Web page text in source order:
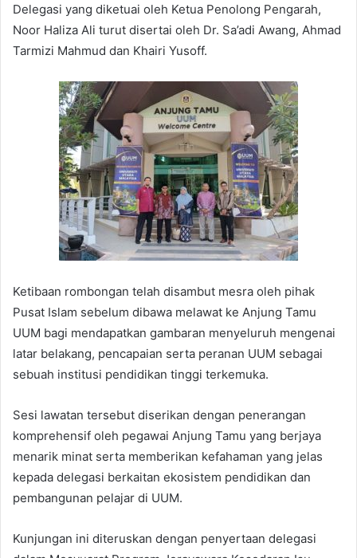
Delegasi yang diketuai oleh Ketua Penolong Pengarah,
Noor Haliza Ali turut disertai oleh Dr. Sa’adi Awang, Ahmad
Tarmizi Mahmud dan Khairi Yusoff.
Ketibaan rombongan telah disambut mesra oleh pihak
Pusat Islam sebelum dibawa melawat ke Anjung Tamu
UUM bagi mendapatkan gambaran menyeluruh mengenai
latar belakang, pencapaian serta peranan UUM sebagai
sebuah institusi pendidikan tinggi terkemuka.
Sesi lawatan tersebut diserikan dengan penerangan
komprehensif oleh pegawai Anjung Tamu yang berjaya
menarik minat serta memberikan kefahaman yang jelas
kepada delegasi berkaitan ekosistem pendidikan dan
pembangunan pelajar di UUM.
Kunjungan ini diteruskan dengan penyertaan delegasi